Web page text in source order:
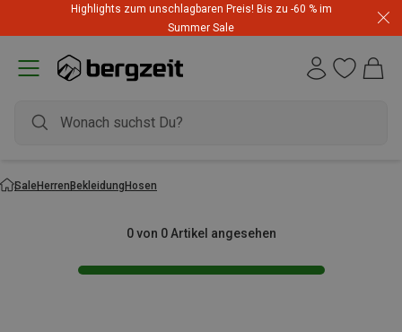
Highlights zum unschlagbaren Preis! Bis zu -60 % im
Summer Sale
SaleHerrenBekleidungHosen
0 von 0 Artikel angesehen